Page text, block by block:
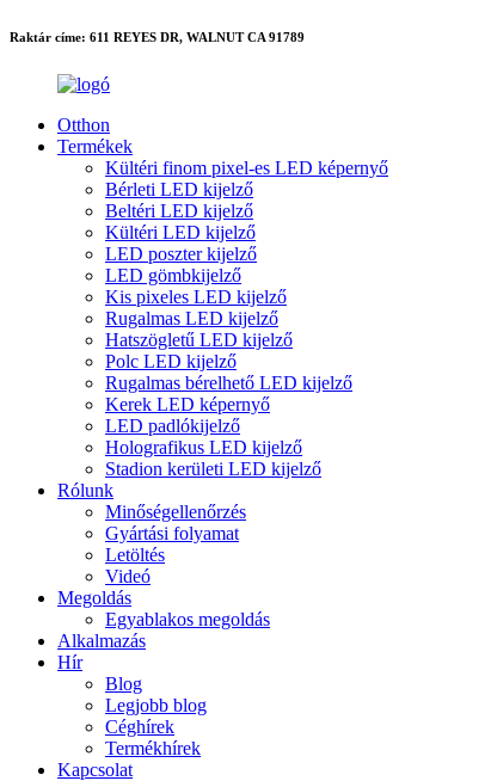
Raktár címe: 611 REYES DR, WALNUT CA 91789
Otthon
Termékek
Kültéri finom pixel-es LED képernyő
Bérleti LED kijelző
Beltéri LED kijelző
Kültéri LED kijelző
LED poszter kijelző
LED gömbkijelző
Kis pixeles LED kijelző
Rugalmas LED kijelző
Hatszögletű LED kijelző
Polc LED kijelző
Rugalmas bérelhető LED kijelző
Kerek LED képernyő
LED padlókijelző
Holografikus LED kijelző
Stadion kerületi LED kijelző
Rólunk
Minőségellenőrzés
Gyártási folyamat
Letöltés
Videó
Megoldás
Egyablakos megoldás
Alkalmazás
Hír
Blog
Legjobb blog
Céghírek
Termékhírek
Kapcsolat